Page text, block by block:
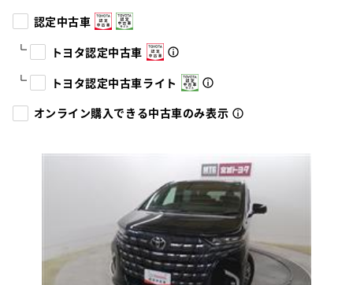
認定中古車
トヨタ認定中古車
トヨタ認定中古車ライト
オンライン購入できる中古車のみ表示